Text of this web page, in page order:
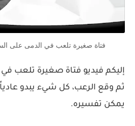
فتاة صغيرة تلعب في الدمى على
إليكم فيديو فتاة صغيرة تلعب
ثم وقع الرعب، كل شيء يبدو
يمكن تفسيره.